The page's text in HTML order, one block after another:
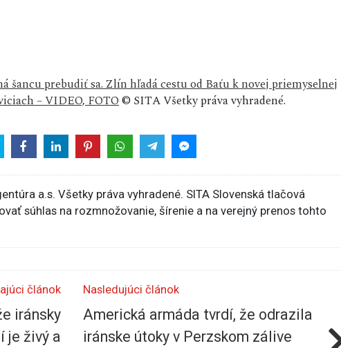
šancu prebudiť sa. Zlín hľadá cestu od Baťu k novej priemyselnej
– VIDEO, FOTO© SITA Všetky práva vyhradené.
a.s. Všetky práva vyhradené. SITA Slovenská tlačová
súhlas na rozmnožovanie, šírenie a na verejný prenos tohto
článok
iránsky
je živý a
Nasledujúci článok
Americká armáda tvrdí, že odrazila
iránske útoky v Perzskom zálive